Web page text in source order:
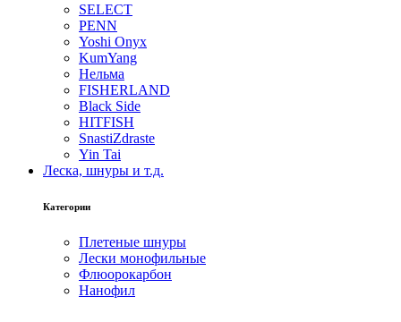
SELECT
PENN
Yoshi Onyx
KumYang
Нельма
FISHERLAND
Black Side
HITFISH
SnastiZdraste
Yin Tai
Леска, шнуры и т.д.
Категории
Плетеные шнуры
Лески монофильные
Флюорокарбон
Нанофил